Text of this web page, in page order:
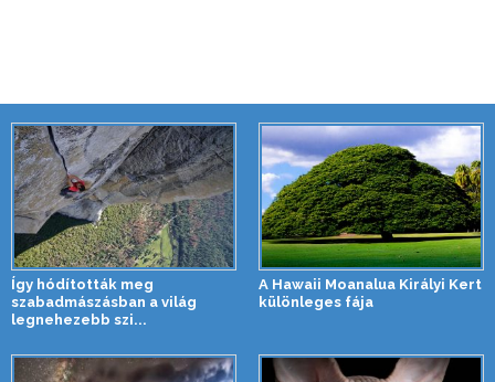
Így hódították meg
szabadmászásban a világ
legnehezebb szi...
A Hawaii Moanalua Királyi Kert
különleges fája